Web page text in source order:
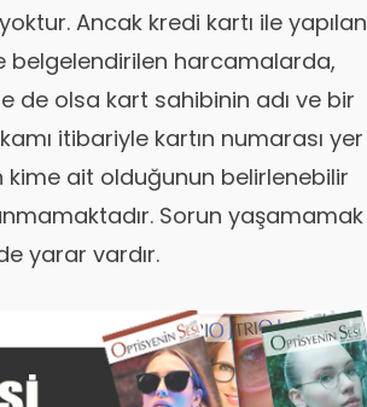
Ancak kredi kartı ile yapılan
belgelendirilen harcamalarda,
de olsa kart sahibinin adı ve bir
itibariyle kartın numarası yer
kime ait olduğunun belirlenebilir
Sorun yaşamamak
yarar vardır.